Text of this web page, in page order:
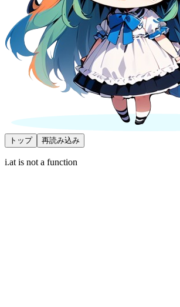
トップ 再読み込み
i.at is not a function